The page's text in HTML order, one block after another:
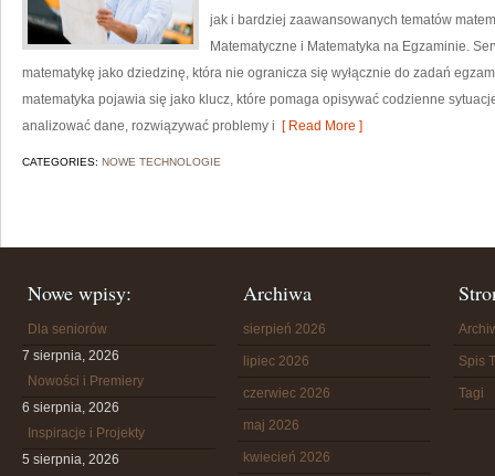
jak i bardziej zaawansowanych tematów
Matematyczne i Matematyka na Egzaminie.
matematykę jako dziedzinę, która nie ogranicza się wyłącznie do zadań
matematyka pojawia się jako klucz, które pomaga opisywać codzienne
analizować dane, rozwiązywać problemy i [ Read More ]
CATEGORIES: NOWE TECHNOLOGIE
Nowe wpisy:
Dla seniorów
7 sierpnia, 2026
Nowości i Premiery
6 sierpnia, 2026
Inspiracje i Projekty
5 sierpnia, 2026
Archiwa
sierpień 2026
lipiec 2026
czerwiec 2026
maj 2026
kwiecień 2026
Spis
Tagi